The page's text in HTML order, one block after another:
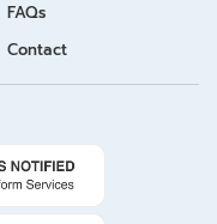
FAQs
Contact